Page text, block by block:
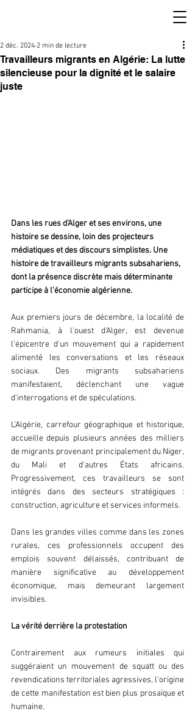
Travailleurs migrants en Algérie: La lutte
silencieuse pour la dignité et le salaire
juste
2 déc. 2024 2 min de lecture
Dans les rues d'Alger et ses environs, une
histoire se dessine, loin des projecteurs
médiatiques et des discours simplistes. Une
histoire de travailleurs migrants subsahariens,
dont la présence discrète mais déterminante
participe à l'économie algérienne.
Aux premiers jours de décembre, la localité de
Rahmania, à l'ouest d'Alger, est devenue
l'épicentre d'un mouvement qui a rapidement
alimenté les conversations et les réseaux
sociaux. Des migrants subsahariens
manifestaient, déclenchant une vague
d'interrogations et de spéculations.
L'Algérie, carrefour géographique et historique,
accueille depuis plusieurs années des milliers
de migrants provenant principalement du Niger,
du Mali et d'autres États africains.
Progressivement, ces travailleurs se sont
intégrés dans des secteurs stratégiques :
construction, agriculture et services informels.
Dans les grandes villes comme dans les zones
rurales, ces professionnels occupent des
emplois souvent délaissés, contribuant de
manière significative au développement
économique, mais demeurant largement
invisibles.
La vérité derrière la protestation
Contrairement aux rumeurs initiales qui
suggéraient un mouvement de squatt ou des
revendications territoriales agressives, l'origine
de cette manifestation est bien plus prosaïque et
humaine.